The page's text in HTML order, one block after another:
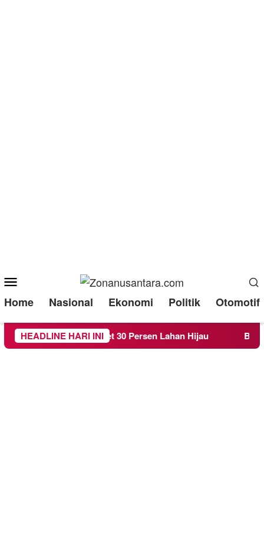
Menu
Home Nasional Ekonomi Politik Otomotif
HEADLINE HARI INI
RTH demi Target 30 Persen Lahan Hijau Beredar